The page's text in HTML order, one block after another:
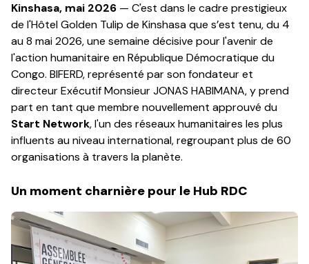
Kinshasa, mai 2026 — C'est dans le cadre prestigieux
de l'Hôtel Golden Tulip de Kinshasa que s’est tenu, du 4
au 8 mai 2026, une semaine décisive pour l'avenir de
l'action humanitaire en République Démocratique du
Congo. BIFERD, représenté par son fondateur et
directeur Exécutif Monsieur JONAS HABIMANA, y prend
part en tant que membre nouvellement approuvé du
Start Network, l'un des réseaux humanitaires les plus
influents au niveau international, regroupant plus de 60
organisations à travers la planète.
Un moment charnière pour le Hub RDC